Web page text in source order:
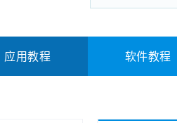
回合网游 战
下载 教育教学 游
应用教程 软件教程